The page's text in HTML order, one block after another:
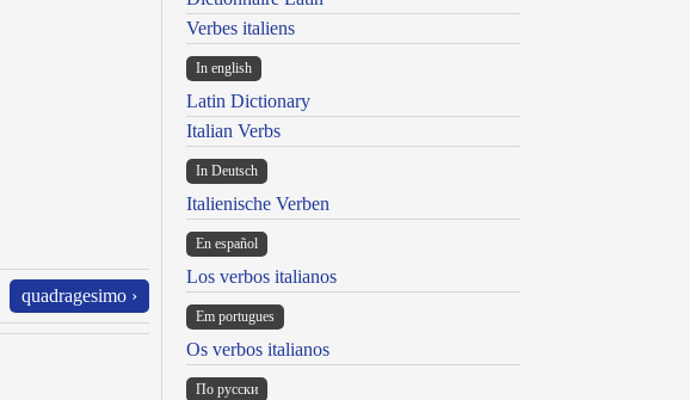
quadragesimo ›
Verbes italiens
In english
Latin Dictionary
Italian Verbs
In Deutsch
Italienische Verben
En español
Los verbos italianos
Em portugues
Os verbos italianos
По русски